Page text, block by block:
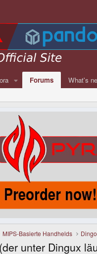
Forums What's
MIPS-Basierte Handhelds
unter Dingux